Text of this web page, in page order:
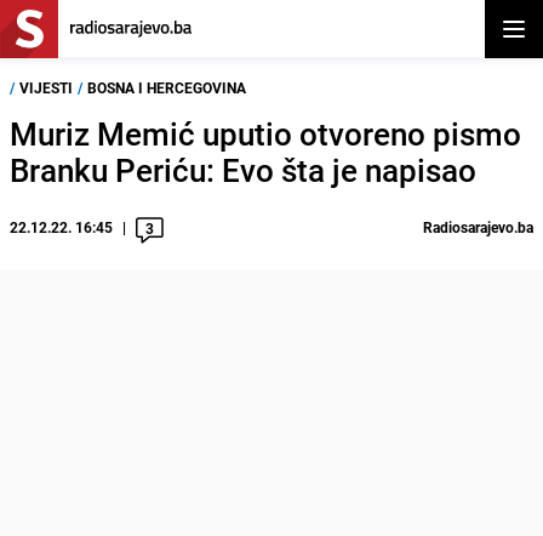
/ VIJESTI / BOSNA I HERCEGOVINA
Muriz Memić uputio otvoreno pismo
Branku Periću: Evo šta je napisao
22.12.22. 16:45 3 Radiosarajevo.ba